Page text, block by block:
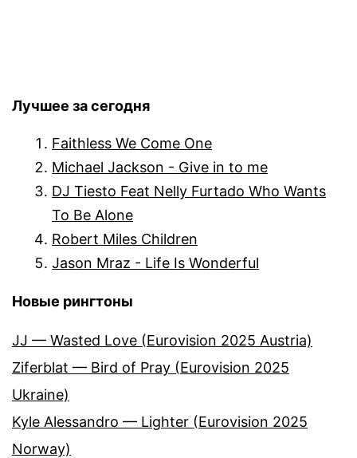
Лучшее за сегодня
Faithless We Come One
Michael Jackson - Give in to me
DJ Tiesto Feat Nelly Furtado Who Wants
To Be Alone
Robert Miles Children
Jason Mraz - Life Is Wonderful
Новые рингтоны
JJ — Wasted Love (Eurovision 2025 Austria)
Ziferblat — Bird of Pray (Eurovision 2025
Ukraine)
Kyle Alessandro — Lighter (Eurovision 2025
Norway)